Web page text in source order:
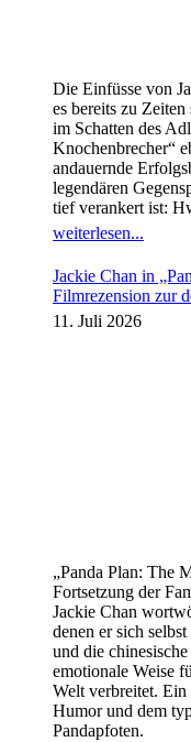
Die Einfüsse von
es bereits zu
im Schatten des
Knochenbrecher“
andauernde
legendären
tief verankert ist:
weiterlesen...
Jackie Chan in
Filmrezension zur
11. Juli 2026
„Panda Plan: The
Fortsetzung der
Jackie Chan
denen er sich
und die
emotionale Weise
Welt verbreitet. Ein
Humor und dem
Pandapfoten.